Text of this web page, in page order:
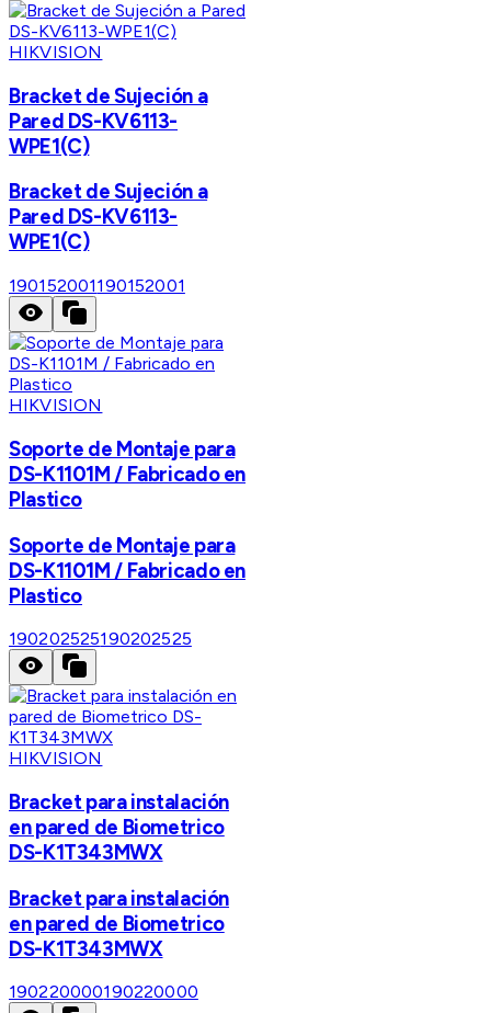
HIKVISION
Bracket de Sujeción a
Pared DS-KV6113-
WPE1(C)
Bracket de Sujeción a
Pared DS-KV6113-
WPE1(C)
190152001190152001
HIKVISION
Soporte de Montaje para
DS-K1101M / Fabricado en
Plastico
Soporte de Montaje para
DS-K1101M / Fabricado en
Plastico
190202525190202525
HIKVISION
Bracket para instalación
en pared de Biometrico
DS-K1T343MWX
Bracket para instalación
en pared de Biometrico
DS-K1T343MWX
190220000190220000